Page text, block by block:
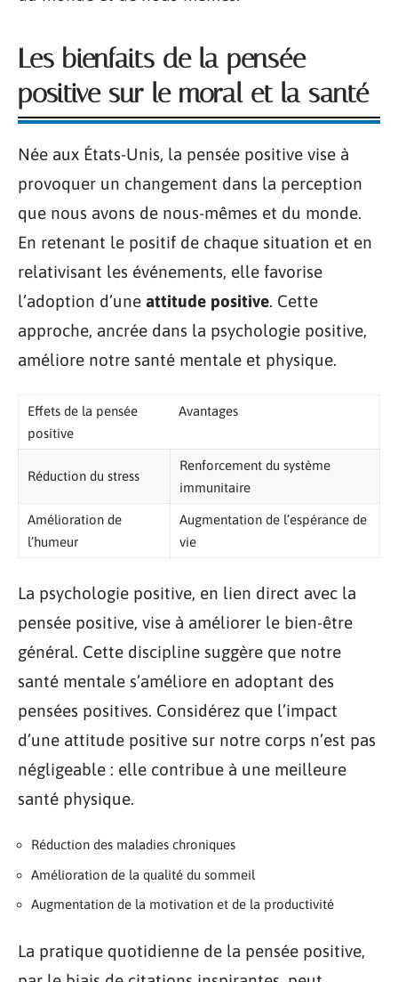
Les bienfaits de la pensée
positive sur le moral et la santé
Née aux États-Unis, la pensée positive vise à
provoquer un changement dans la perception
que nous avons de nous-mêmes et du monde.
En retenant le positif de chaque situation et en
relativisant les événements, elle favorise
l’adoption d’une attitude positive. Cette
approche, ancrée dans la psychologie positive,
améliore notre santé mentale et physique.
Effets de la pensée
positive
Avantages
Réduction du stress
Renforcement du système
immunitaire
Amélioration de
l’humeur
Augmentation de l’espérance de
vie
La psychologie positive, en lien direct avec la
pensée positive, vise à améliorer le bien-être
général. Cette discipline suggère que notre
santé mentale s’améliore en adoptant des
pensées positives. Considérez que l’impact
d’une attitude positive sur notre corps n’est pas
négligeable : elle contribue à une meilleure
santé physique.
Réduction des maladies chroniques
Amélioration de la qualité du sommeil
Augmentation de la motivation et de la productivité
La pratique quotidienne de la pensée positive,